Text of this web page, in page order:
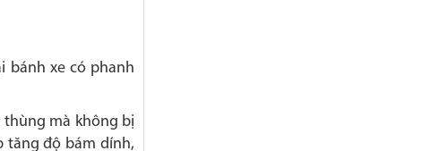
bánh xe có phanh
mà không bị
tăng độ bám dính,